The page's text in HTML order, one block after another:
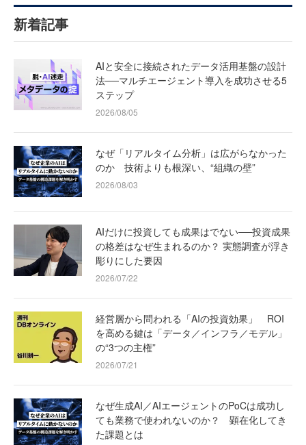
新着記事
AIと安全に接続されたデータ活用基盤の設計
法──マルチエージェント導入を成功させる5
ステップ
2026/08/05
なぜ「リアルタイム分析」は広がらなかった
のか 技術よりも根深い、“組織の壁”
2026/08/03
AIだけに投資しても成果はでない──投資成果
の格差はなぜ生まれるのか？ 実態調査が浮き
彫りにした要因
2026/07/22
経営層から問われる「AIの投資効果」 ROI
を高める鍵は「データ／インフラ／モデル」
の“3つの主権”
2026/07/21
なぜ生成AI／AIエージェントのPoCは成功し
ても業務で使われないのか？ 顕在化してき
た課題とは